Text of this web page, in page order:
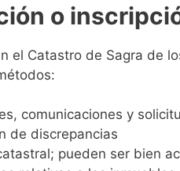
o
el Catastro de Sagra de
comunicaciones y
de discrepancias
pueden ser bien